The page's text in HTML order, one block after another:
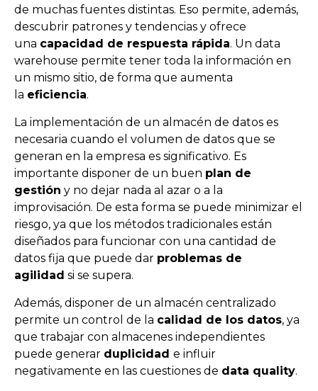
de muchas fuentes distintas. Eso permite, además,
descubrir patrones y tendencias y ofrece
una capacidad de respuesta rápida. Un data
warehouse permite tener toda la información en
un mismo sitio, de forma que aumenta
la eficiencia.
La implementación de un almacén de datos es
necesaria cuando el volumen de datos que se
generan en la empresa es significativo. Es
importante disponer de un buen plan de
gestión y no dejar nada al azar o a la
improvisación. De esta forma se puede minimizar el
riesgo, ya que los métodos tradicionales están
diseñados para funcionar con una cantidad de
datos fija que puede dar problemas de
agilidad si se supera.
Además, disponer de un almacén centralizado
permite un control de la calidad de los datos, ya
que trabajar con almacenes independientes
puede generar duplicidad e influir
negativamente en las cuestiones de data quality.